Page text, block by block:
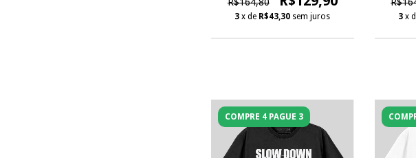
3 x de R$43,30 sem juros 3 x
COMPRE 4 PAGUE 3